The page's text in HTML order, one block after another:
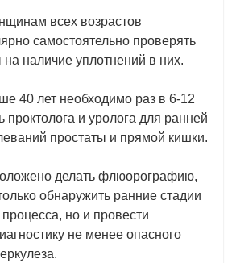
всех возрастов
самостоятельно проверять
наличие уплотнений в них.
40 лет необходимо раз в 6-12
и уролога для ранней
простаты и прямой кишки.
делать флюорографию,
обнаружить ранние стадии
процесса, но и провести
не менее опасного